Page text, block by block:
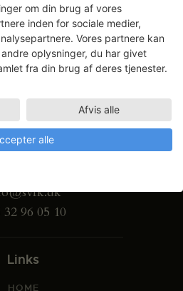
Dok Pakhus
27 B
32 96 05 10
Links
HOME
om din brug af vores
inden for sociale medier,
Vores partnere kan
oplysninger, du har givet
fra din brug af deres tjenester.
Afvis alle
alle